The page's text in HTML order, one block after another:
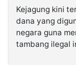
Kejagung kini
dana yang
negara guna
tambang ilegal